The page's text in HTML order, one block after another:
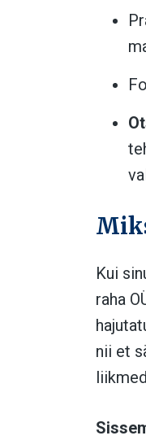
Kui
raha
nii et